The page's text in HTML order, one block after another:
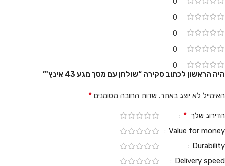
0
0
0
0
היה הראשון לכתוב סקירה “שולחן עם מסך מגע 43 אינץ'”
האימייל לא יוצג באתר. שדות החובה מסומנים *
הדירוג שלך *
Value for money
Durability
Delivery speed